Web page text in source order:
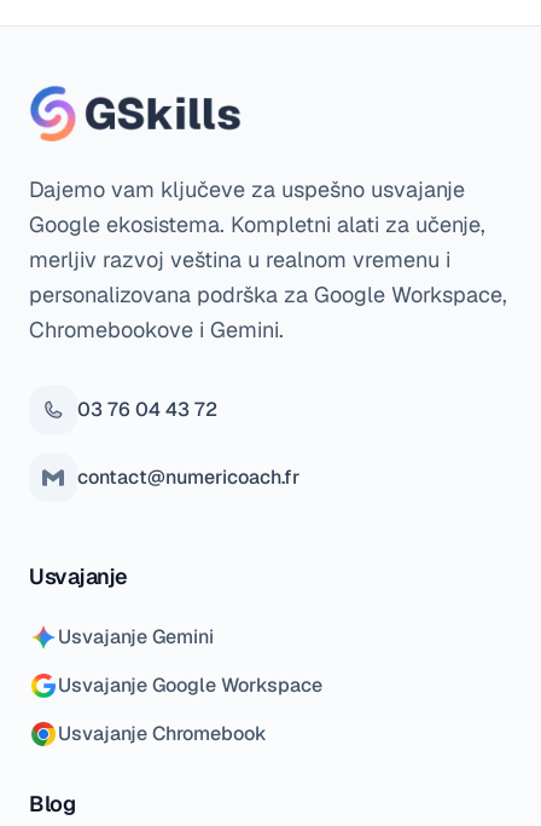
Dajemo vam ključeve za uspešno usvajanje
Google ekosistema. Kompletni alati za učenje,
merljiv razvoj veština u realnom vremenu i
personalizovana podrška za Google Workspace,
Chromebookove i Gemini.
03 76 04 43 72
contact@numericoach.fr
Usvajanje
Usvajanje Gemini
Usvajanje Google Workspace
Usvajanje Chromebook
Blog